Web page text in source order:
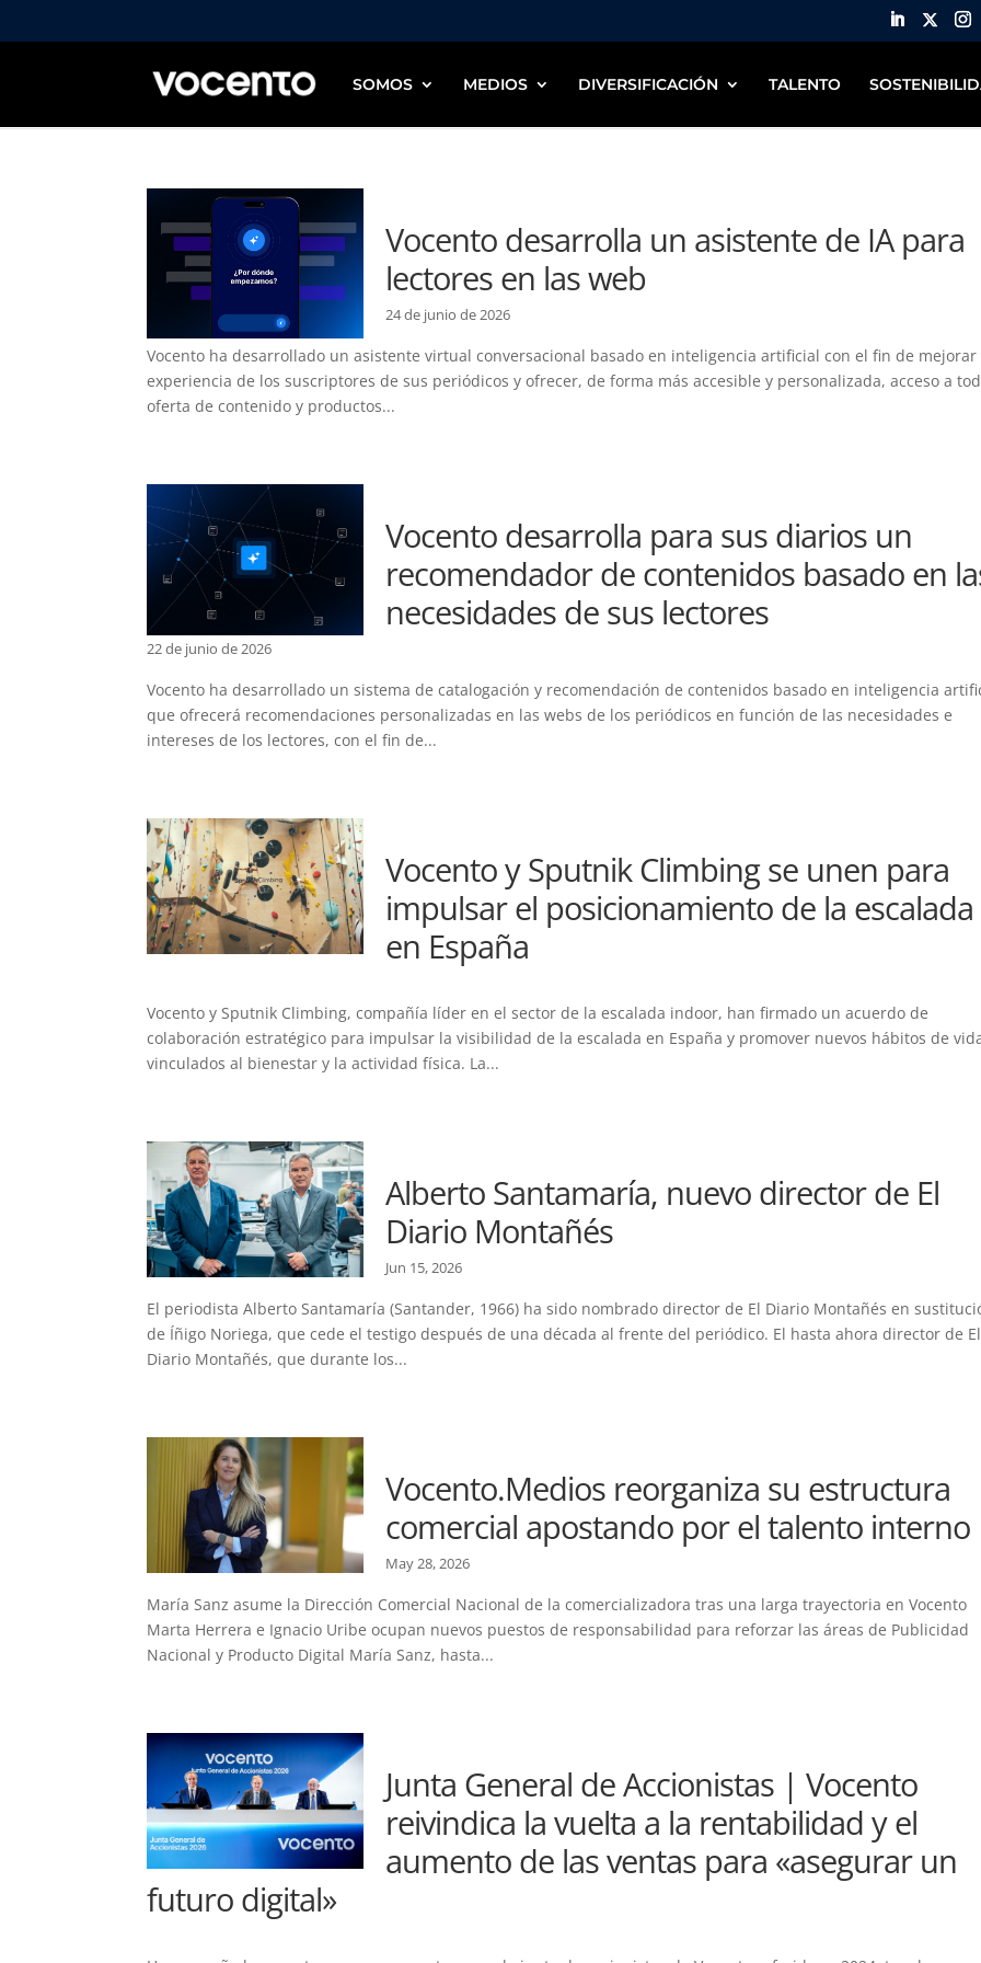
SOMOS MEDIOS DIVERSIFICACIÓN TALENTO
Vocento desarrolla un asistente de IA para
lectores en las web
24 de junio de 2026
Vocento ha desarrollado un asistente virtual conversacional basado en inteligencia artificial con el fin de mejorar
experiencia de los suscriptores de sus periódicos y ofrecer, de forma más accesible y personalizada, acceso a
oferta de contenido y productos...
Vocento desarrolla para sus diarios un
recomendador de contenidos basado en
necesidades de sus lectores
22 de junio de 2026
Vocento ha desarrollado un sistema de catalogación y recomendación de contenidos basado en inteligencia
que ofrecerá recomendaciones personalizadas en las webs de los periódicos en función de las necesidades e
intereses de los lectores, con el fin de...
Vocento y Sputnik Climbing se unen para
impulsar el posicionamiento de la escalada
en España
Vocento y Sputnik Climbing, compañía líder en el sector de la escalada indoor, han firmado un acuerdo de
colaboración estratégico para impulsar la visibilidad de la escalada en España y promover nuevos hábitos de
vinculados al bienestar y la actividad física. La...
Alberto Santamaría, nuevo director de El
Diario Montañés
Jun 15, 2026
El periodista Alberto Santamaría (Santander, 1966) ha sido nombrado director de El Diario Montañés en
de Íñigo Noriega, que cede el testigo después de una década al frente del periódico. El hasta ahora director de El
Diario Montañés, que durante los...
Vocento.Medios reorganiza su estructura
comercial apostando por el talento interno
May 28, 2026
María Sanz asume la Dirección Comercial Nacional de la comercializadora tras una larga trayectoria en Vocento
Marta Herrera e Ignacio Uribe ocupan nuevos puestos de responsabilidad para reforzar las áreas de Publicidad
Nacional y Producto Digital María Sanz, hasta...
Junta General de Accionistas | Vocento
reivindica la vuelta a la rentabilidad y el
aumento de las ventas para «asegurar un
futuro digital»